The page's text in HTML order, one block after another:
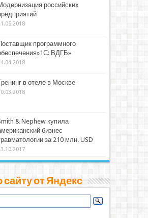
российских
программного
ВДГБ»
в отеле в Москве
& Nephew купила
бизнес
за 210 млн. USD
сайту от Яндекс